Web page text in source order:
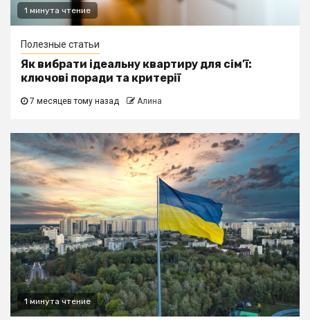
1 минута чтение
Полезные статьи
Як вибрати ідеальну квартиру для сім’ї:
ключові поради та критерії
7 месяцев тому назад Алина
1 минута чтение